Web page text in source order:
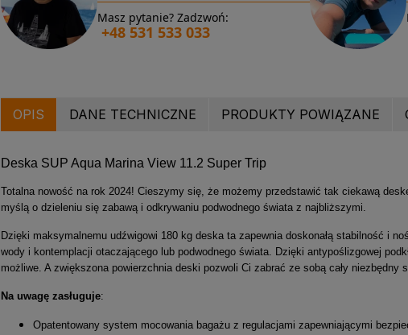
Masz pytanie? Zadzwoń:
+48 531 533 033
OPIS DANE TECHNICZNE PRODUKTY POWIĄZANE
Deska SUP Aqua Marina View 11.2 Super Trip
Totalna nowość na rok 2024! Cieszymy się, że możemy przedstawić tak ciekawą
myślą o dzieleniu się zabawą i odkrywaniu podwodnego świata z najbliższymi.
Dzięki maksymalnemu udźwigowi 180 kg deska ta zapewnia doskonałą stabilność i
wody i kontemplacji otaczającego lub podwodnego świata. Dzięki antypoślizgowej
możliwe. A zwiększona powierzchnia deski pozwoli Ci zabrać ze sobą cały niezbędny
Na uwagę zasługuje:
Opatentowany system mocowania bagażu z regulacjami zapewniającymi